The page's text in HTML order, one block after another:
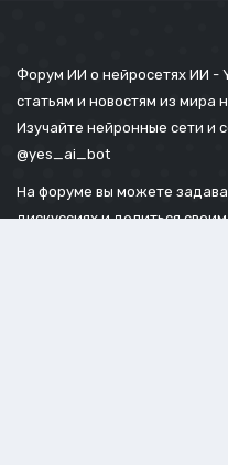
Форум ИИ о нейросетях ИИ -
статьям и новостям из мира
Изучайте нейронные сети и
@yes_ai_bot
На форуме вы можете
дискуссиях и делиться